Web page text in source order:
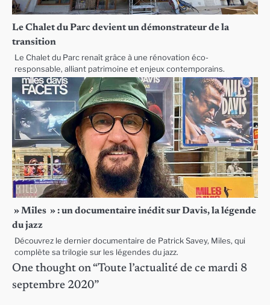
Le Chalet du Parc devient un démonstrateur de la
transition
Le Chalet du Parc renaît grâce à une rénovation éco-
responsable, alliant patrimoine et enjeux contemporains.
» Miles » : un documentaire inédit sur Davis, la légende
du jazz
Découvrez le dernier documentaire de Patrick Savey, Miles, qui
complète sa trilogie sur les légendes du jazz.
One thought on “Toute l’actualité de ce mardi 8
septembre 2020”